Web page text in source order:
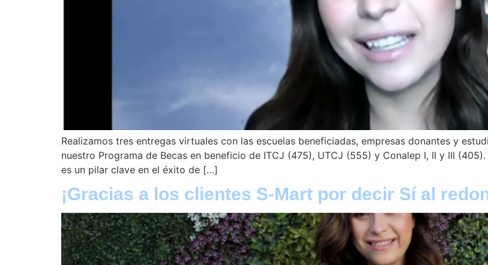
Realizamos tres entregas virtuales con las escuelas beneficiadas, empresas donantes y
nuestro Programa de Becas en beneficio de ITCJ (475), UTCJ (555) y Conalep I, II y III
es un pilar clave en el éxito de […]
¡Gracias a los clientes S-Mart por decir Sí al